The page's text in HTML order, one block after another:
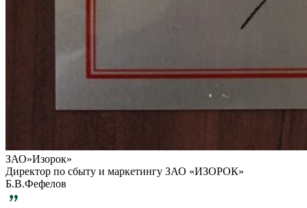
ЗАО»Изорок»
Директор по сбыту и маркетингу ЗАО «ИЗОРОК»
Б.В.Фефелов